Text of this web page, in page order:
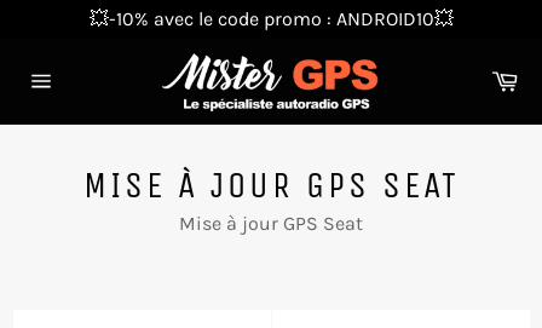
💥-10% avec le code promo : ANDROID10💥
MISE À JOUR GPS SEAT
Mise à jour GPS Seat